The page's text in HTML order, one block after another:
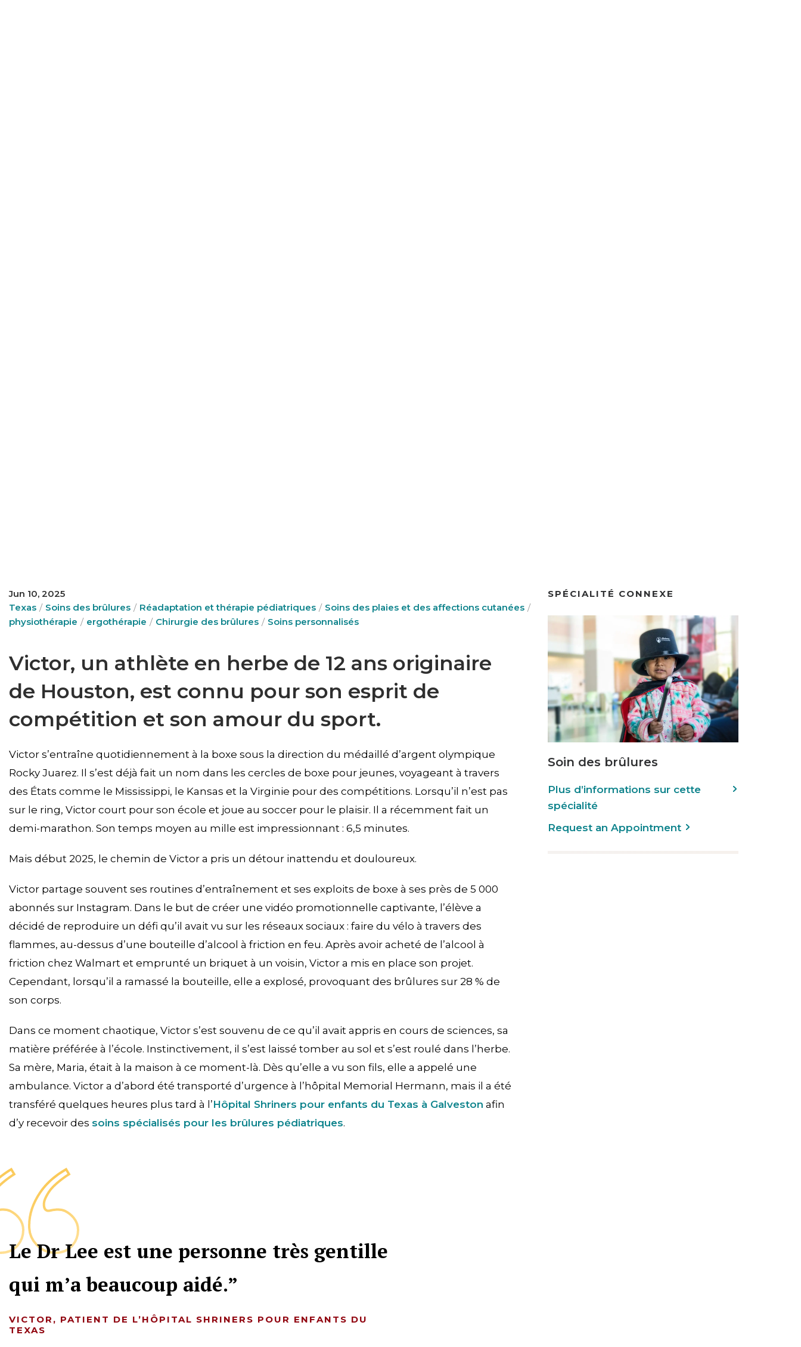
Jun 10, 2025
Texas
Soins des brûlures Réadaptation et thérapie pédiatriques
Soins des plaies et des affections cutanées
physiothérapie
ergothérapie Chirurgie des brûlures Soins personnalisés
Victor, un athlète en herbe de 12 ans originaire
de Houston, est connu pour son esprit de
compétition et son amour du sport.
Victor s’entraîne quotidiennement à la boxe sous la direction du médaillé d’argent olympique
Rocky Juarez. Il s’est déjà fait un nom dans les cercles de boxe pour jeunes, voyageant à travers
des États comme le Mississippi, le Kansas et la Virginie pour des compétitions. Lorsqu’il n’est pas
sur le ring, Victor court pour son école et joue au soccer pour le plaisir. Il a récemment fait un
demi-marathon. Son temps moyen au mille est impressionnant : 6,5 minutes.
Mais début 2025, le chemin de Victor a pris un détour inattendu et douloureux.
Victor partage souvent ses routines d’entraînement et ses exploits de boxe à ses près de 5 000
abonnés sur Instagram. Dans le but de créer une vidéo promotionnelle captivante, l’élève a
décidé de reproduire un défi qu’il avait vu sur les réseaux sociaux : faire du vélo à travers des
flammes, au-dessus d’une bouteille d’alcool à friction en feu. Après avoir acheté de l’alcool à
friction chez Walmart et emprunté un briquet à un voisin, Victor a mis en place son projet.
Cependant, lorsqu’il a ramassé la bouteille, elle a explosé, provoquant des brûlures sur 28 % de
son corps.
Dans ce moment chaotique, Victor s’est souvenu de ce qu’il avait appris en cours de sciences, sa
matière préférée à l’école. Instinctivement, il s’est laissé tomber au sol et s’est roulé dans l’herbe.
Sa mère, Maria, était à la maison à ce moment-là. Dès qu’elle a vu son fils, elle a appelé une
ambulance. Victor a d’abord été transporté d’urgence à l’hôpital Memorial Hermann, mais il a été
transféré quelques heures plus tard à l’Hôpital Shriners pour enfants du Texas à Galveston afin
d’y recevoir des soins spécialisés pour les brûlures pédiatriques.
Le Dr Lee est une personne très gentille
qui m’a beaucoup aidé.
VICTOR, PATIENT DE L’HÔPITAL SHRINERS POUR ENFANTS DU
TEXAS
SPÉCIALITÉ CONNEXE
Soin des brûlures
Plus d’informations sur cette
spécialité
Request an Appointment